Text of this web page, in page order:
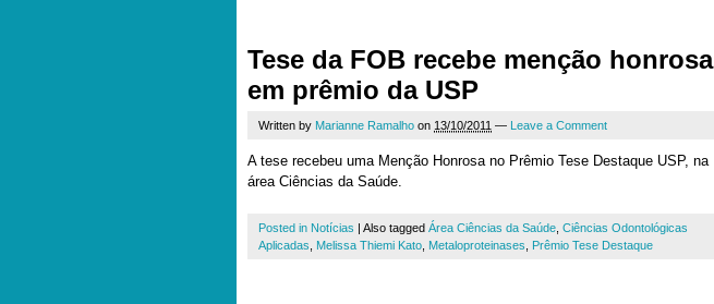
Tese da FOB recebe menção honrosa
em prêmio da USP
Written by Marianne Ramalho on 13/10/2011 — Leave a Comment
A tese recebeu uma Menção Honrosa no Prêmio Tese Destaque USP, na
área Ciências da Saúde.
Posted in Notícias | Also tagged Área Ciências da Saúde Ciências Odontológicas
Aplicadas
Melissa Thiemi Kato Metaloproteinases Prêmio Tese Destaque